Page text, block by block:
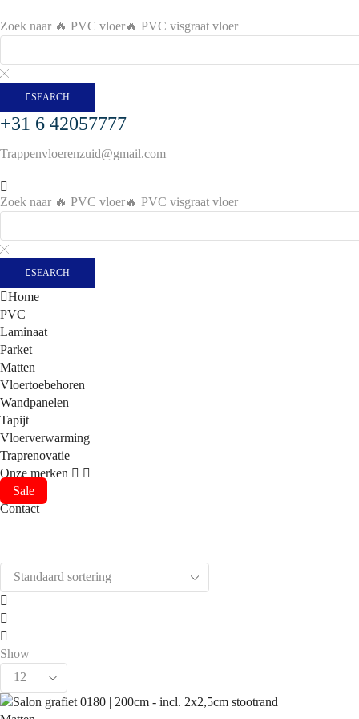
Zoek naar 🔥 PVC vloer🔥 PVC visgraat vloer
SEARCH
+31 6 42057777
Trappenvloerenzuid@gmail.com
Zoek naar 🔥 PVC vloer🔥 PVC visgraat vloer
SEARCH
Home
PVC
Laminaat
Parket
Matten
Vloertoebehoren
Wandpanelen
Tapijt
Vloerverwarming
Traprenovatie
Onze merken
Sale
Contact
grid
columns
grid
Show
Products
per
page